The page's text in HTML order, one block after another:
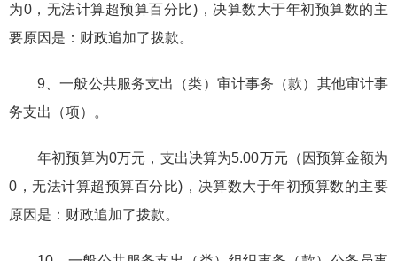
为0，无法计算超预算百分比)，决算数大于年初预算数的主
要原因是：财政追加了拨款。
9、一般公共服务支出（类）审计事务（款）其他审计事
务支出（项）。
年初预算为0万元，支出决算为5.00万元（因预算金额为
0，无法计算超预算百分比)，决算数大于年初预算数的主要
原因是：财政追加了拨款。